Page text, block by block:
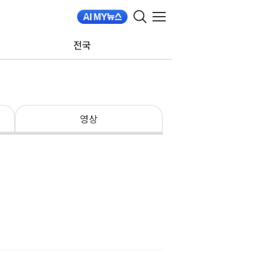
전국
영상